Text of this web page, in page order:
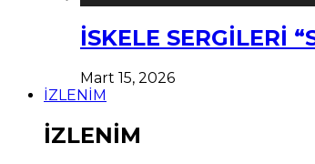
İSKELE SERGİLERİ
Mart 15, 2026
İZLENİM
İZLENİM